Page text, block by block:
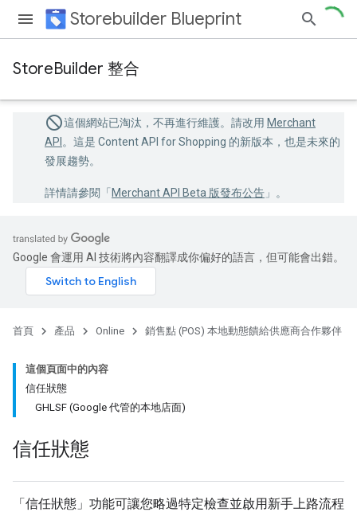
Storebuilder Blueprint
StoreBuilder 整合
這個網站已淘汰，不再進行維護。請改用 Merchant
API 。這是 Content API for Shopping 的新版本，也是未來的
發展趨勢。
詳情請參閱「 Merchant API Beta 版發布公告 」。
Google 會運用 AI 技術將內容翻譯成你偏好的語言，但可能會出錯。
首頁 產品 Online 銷售點 (POS) 本地動態饋給供應商合作夥伴
這個頁面中的內容
信任狀態
GHLSF (Google 代管的本地店面)
信任狀態
「信任狀態」功能可讓您略過特定檢查並啟用新手上路流程